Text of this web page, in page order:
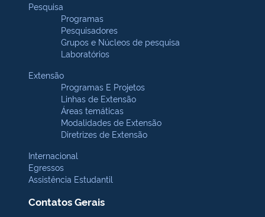
Pesquisa
Programas
Pesquisadores
Grupos e Núcleos de pesquisa
Laboratórios
Extensão
Programas E Projetos
Linhas de Extensão
Áreas temáticas
Modalidades de Extensão
Diretrizes de Extensão
Internacional
Egressos
Assistência Estudantil
Contatos Gerais